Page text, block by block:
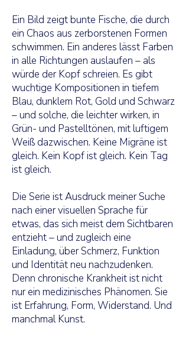
Ein Bild zeigt bunte Fische, die durch
ein Chaos aus zerborstenen Formen
schwimmen. Ein anderes lässt Farben
in alle Richtungen auslaufen – als
würde der Kopf schreien. Es gibt
wuchtige Kompositionen in tiefem
Blau, dunklem Rot, Gold und Schwarz
– und solche, die leichter wirken, in
Grün- und Pastelltönen, mit luftigem
Weiß dazwischen. Keine Migräne ist
gleich. Kein Kopf ist gleich. Kein Tag
ist gleich.
Die Serie ist Ausdruck meiner Suche
nach einer visuellen Sprache für
etwas, das sich meist dem Sichtbaren
entzieht – und zugleich eine
Einladung, über Schmerz, Funktion
und Identität neu nachzudenken.
Denn chronische Krankheit ist nicht
nur ein medizinisches Phänomen. Sie
ist Erfahrung, Form, Widerstand. Und
manchmal Kunst.